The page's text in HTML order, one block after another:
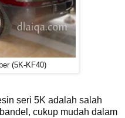
(5K-KF40)
seri 5K adalah salah
cukup mudah dalam